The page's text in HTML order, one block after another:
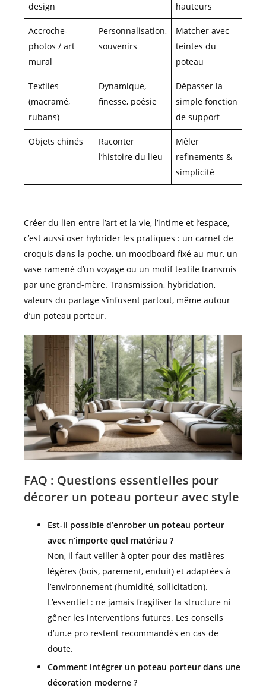
design
hauteurs
Accroche-
photos / art
mural
Personnalisation,
souvenirs
Matcher avec
teintes du
poteau
Textiles
(macramé,
rubans)
Dynamique,
finesse, poésie
Dépasser la
simple fonction
de support
Objets chinés
Raconter
l’histoire du lieu
Mêler
refinements &
simplicité
Créer du lien entre l’art et la vie, l’intime et l’espace,
c’est aussi oser hybrider les pratiques : un carnet de
croquis dans la poche, un moodboard fixé au mur, un
vase ramené d’un voyage ou un motif textile transmis
par une grand-mère. Transmission, hybridation,
valeurs du partage s’infusent partout, même autour
d’un poteau porteur.
FAQ : Questions essentielles pour
décorer un poteau porteur avec style
Est-il possible d’enrober un poteau porteur
avec n’importe quel matériau ?
Non, il faut veiller à opter pour des matières
légères (bois, parement, enduit) et adaptées à
l’environnement (humidité, sollicitation).
L’essentiel : ne jamais fragiliser la structure ni
gêner les interventions futures. Les conseils
d’un.e pro restent recommandés en cas de
doute.
Comment intégrer un poteau porteur dans une
décoration moderne ?